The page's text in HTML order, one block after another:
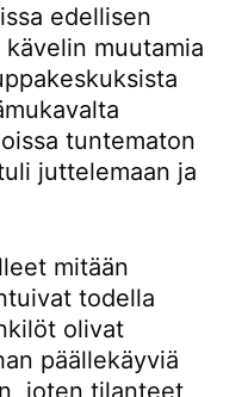
edellisen
muutamia
tuntematon
juttelemaan ja
mitään
todella
olivat
päällekäyviä
joten tilanteet